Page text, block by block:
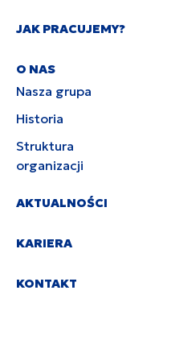
JAK PRACUJEMY?
O NAS
Nasza grupa
Historia
Struktura
organizacji
AKTUALNOŚCI
KARIERA
KONTAKT